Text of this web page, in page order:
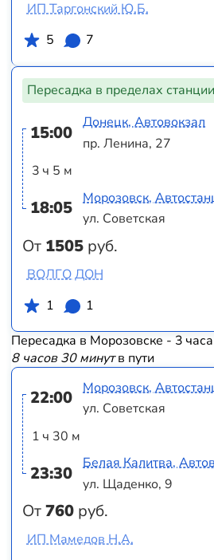
ИП Таргонский Ю.Б.
5
7
Пересадка в пределах станции
15:00
3 ч 5 м
18:05
От 1505 руб.
Донецк, Автовокзал
пр. Ленина, 27
Морозовск,
ул. Советская
ВОЛГО ДОН
1
1
Пересадка в Морозовске - 3
8 часов 30 минутв пути
22:00
1 ч 30 м
23:30
От760 руб.
Морозовск,
ул. Советская
Белая Калитва,
ул. Щаденко, 9
ИП Мамедов Н.А.